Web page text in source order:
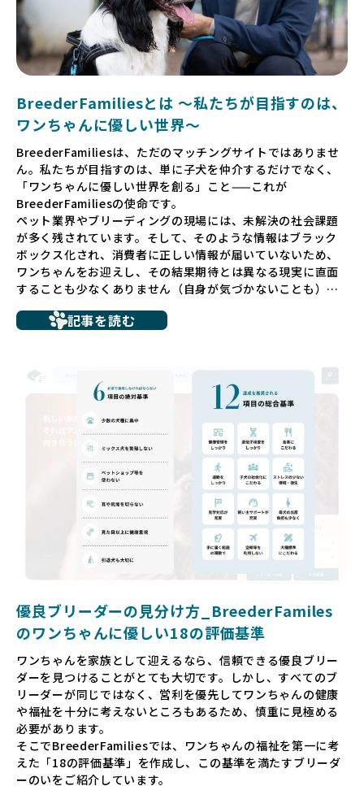
BreederFamiliesとは 〜私たちが目指すのは、
ワンちゃんに優しい世界〜
BreederFamiliesは、ただのマッチングサイトではありませ
ん。私たちが目指すのは、単に子犬を仲介するだけでなく、
「ワンちゃんに優しい世界を創る」こと——これが
BreederFamiliesの使命です。
ペット業界やブリーディングの現場には、未解決の社会課題
が多く残されています。そして、そのような情報はブラック
ボックス化され、消費者に正しい情報が届いていないため、
ワンちゃんをお迎えし、その結果期待とは異なる現実に直面
することも少なくありません（自身が気づかないことも）。
ち、健康面や社会性に問題を抱えていたり、またブリーダー
いるというケースもあります。こうした問題は、消費者にと
っても大きな負担であり、ワンちゃん自身にとっても非常に
だからこそ、私たちは正しい情報と安心して選べる場所を提
供すべきだと考えています。BreederFamiliesでは、ワンち
ゃんを家族のように愛する「優良ブリーダー」のみを独自の
厳しい基準で厳選し、その評価基準や評価結果をオープンに
しています。これにより、消費者の皆様が安心して子犬やブ
リーダーを選べる環境を整えています。
そして、消費者の皆様が正しい情報をもとに優良ブリーダー
を求めることで、ワンちゃんを家族のように愛する優良ブリ
ーダーが増え、営利優先の「悪徳ブリーダー」が自然と淘汰
される社会を目指しています。目の前の子犬だけでなく、親
ゃんに優しい世界を築いていきたいと考えています。
長するための環境が十分に整っていない場合が多く、販売ま
での間に過密な環境や長距離移動のストレスを受けることが
少なくありません。このような環境は、健康リスクや社会性
の問題につながりやすく、ワンちゃんにとっても望ましいと
は言えません。
こうした背景から、BreederFamiliesはペットショップを介
さない直接販売を採用するとともに、ペットオークションや
記事を読む
優良ブリーダーの見分け方_BreederFamiles
のワンちゃんに優しい18の評価基準
ワンちゃんを家族として迎えるなら、信頼できる優良ブリー
ダーを見つけることがとても大切です。しかし、すべてのブ
リーダーが同じではなく、営利を優先してワンちゃんの健康
や福祉を十分に考えないところもあるため、慎重に見極める
必要があります。
そこでBreederFamiliesでは、ワンちゃんの福祉を第一に考
えた「18の評価基準」を作成し、この基準を満たすブリーダ
ーのいをご紹介しています。